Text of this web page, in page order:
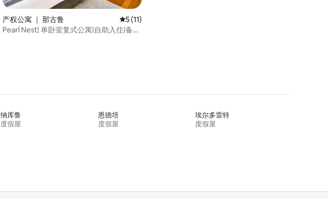
产权公寓 ｜ 那古鲁 平均评分 5 分（满分 5 分），共 11 条评价
5 (11)
Pearl Nest| 单卧室复式公寓|自助入住|备用
纳库鲁
度假屋
恩德培
度假屋
埃尔多雷特
度假屋